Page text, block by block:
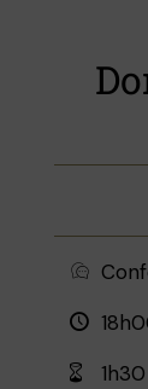
1h30